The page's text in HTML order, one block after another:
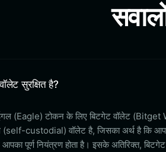
सुरक्षित है?
(Eagle) टोकन के लिए बिटगेट वॉलेट (Bitget
(self-custodial) वॉलेट है, जिसका अर्थ है कि
आपका पूर्ण नियंत्रण होता है। इसके अतिरिक्त,